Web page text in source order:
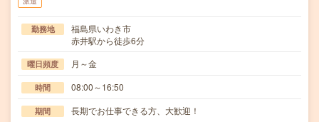
勤務地
福島県いわき市
赤井駅から徒歩6分
曜日頻度 月～金
時間 08:00～16:50
期間 長期でお仕事できる方、大歓迎！